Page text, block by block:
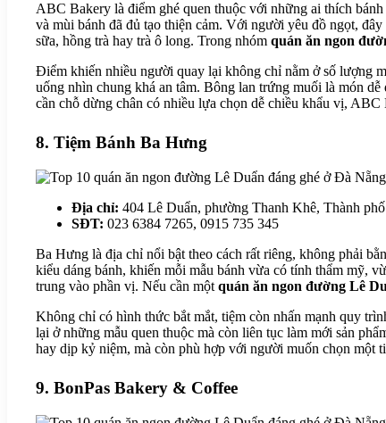
ABC Bakery là điểm ghé quen thuộc với những ai thích
và mùi bánh đã đủ tạo thiện cảm. Với người yêu đồ ngọt,
sữa, hồng trà hay trà ô long. Trong nhóm quán ăn ngon
Điểm khiến nhiều người quay lại không chỉ nằm ở số lượng
uống nhìn chung khá an tâm. Bông lan trứng muối là món
cần chỗ dừng chân có nhiều lựa chọn dễ chiều khẩu vị,
8. Tiệm Bánh Ba Hưng
Địa chỉ: 404 Lê Duẩn, phường Thanh Khê, Thành
SĐT: 023 6384 7265, 0915 735 345
Ba Hưng là địa chỉ nổi bật theo cách rất riêng, không phải
kiểu dáng bánh, khiến mỗi mẫu bánh vừa có tính thẩm mỹ,
trung vào phần vị. Nếu cần một quán ăn ngon đường Lê
Không chỉ có hình thức bắt mắt, tiệm còn nhấn mạnh quy
lại ở những mẫu quen thuộc mà còn liên tục làm mới sản
hay dịp kỷ niệm, mà còn phù hợp với người muốn chọn một
9. BonPas Bakery & Coffee